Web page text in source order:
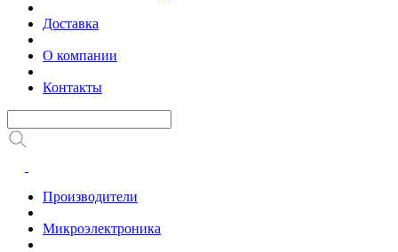
Доставка
О компании
Контакты
Производители
Микроэлектроника